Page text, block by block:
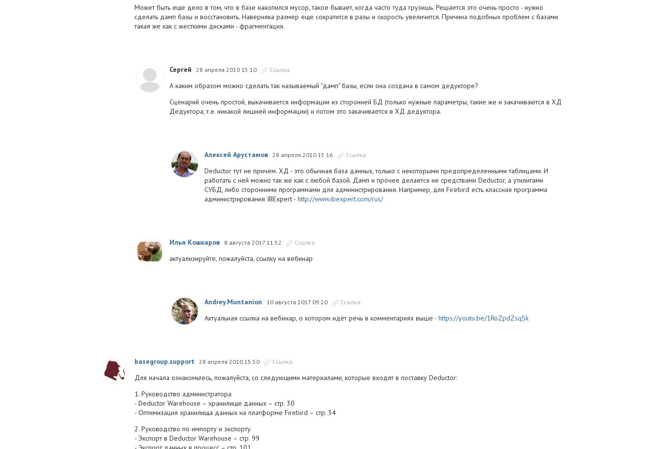
Может быть еще дело в том, что в базе накопился мусор, такое бывает, когда часто туда грузишь. Решается это очень просто - нужно
сделать дамп базы и восстановить. Наверняка размер еще сократится в разы и скорость увеличится. Причина подобных проблем с базами
такая же как с жесткими дисками - фрагментация.
Сергей 28 апреля 2010 15:10 Ссылка
А каким образом можно сделать так называемый "дамп" базы, если она создана в самом дедукторе?
Сценарий очень простой, выкачивается информации из сторонней БД (только нужные параметры, такие же и закачиваются в ХД
Дедуктора, т.е. никакой лишней информации) и потом это закачивается в ХД дедуктора.
Алексей Арустамов 28 апреля 2010 15:16 Ссылка
Deductor тут не причем. ХД - это обычная база данных, только с некоторыми предопределенными таблицами. И
работать с ней можно так же как с любой базой. Дамп и прочее делается не средствами Deductor, а утилитами
СУБД, либо сторонними программами для администрирования. Например, для Firebird есть классная программа
администрирования IBExpert - http://www.ibexpert.com/rus/
Илья Кошкаров 8 августа 2017 11:52 Ссылка
актуализируйте, пожалуйста, ссылку на вебинар
Andrey.Muntanion 10 августа 2017 09:20 Ссылка
Актуальная ссылка на вебинар, о котором идёт речь в комментариях выше - https://youtu.be/1RoZpdZsqSk
basegroup.support 28 апреля 2010 15:50 Ссылка
Для начала ознакомьтесь, пожалуйста, со следующими материалами, которые входят в поставку Deductor:
1. Руководство администратора
- Deductor Warehouse – хранилище данных – стр. 30
- Оптимизация хранилища данных на платформе Firebird – стр. 34
2. Руководство по импорту и экспорту
- Экспорт в Deductor Warehouse – стр. 99